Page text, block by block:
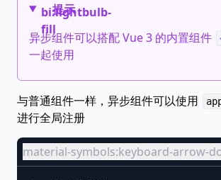
bi:lightbulb-
fill
提示
异步组件可以搭配 Vue 3 的内置组件
一起使用
与普通组件一样，异步组件可以使用
进行全局注册
material-symbols:keyboard-arrow-